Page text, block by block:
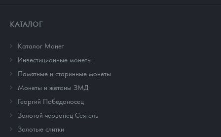
КАТАЛОГ
Каталог Монет
Инвестиционные монеты
Памятные и старинные монеты
Монеты и жетоны ЗМД
Георгий Победоносец
Золотой червонец Сеятель
Золотые слитки